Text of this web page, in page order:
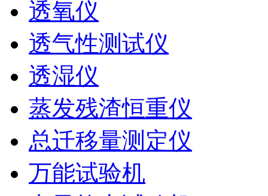
透氧仪
透气性测试仪
透湿仪
蒸发残渣恒重仪
总迁移量测定仪
万能试验机